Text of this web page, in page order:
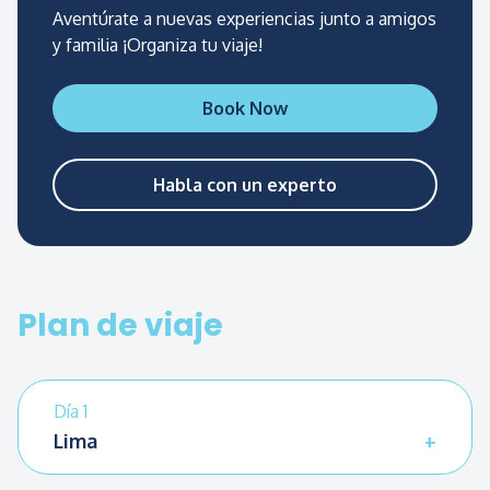
circuito 2A, siendo la ruta clásica, las siguientes
opciones son el circuito 2B y 3B.
Aventúrate a nuevas experiencias junto a amigos
y familia ¡Organiza tu viaje!
Book Now
Habla con un experto
Plan de viaje
Día 1
Lima
A su llegada a Lima, lo trasladaremos a su hotel.